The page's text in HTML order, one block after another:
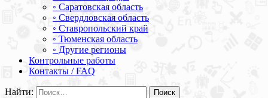
◦ Саратовская область
◦ Свердловская область
◦ Ставропольский край
◦ Тюменская область
◦ Другие регионы
Контрольные работы
Контакты / FAQ
Найти: